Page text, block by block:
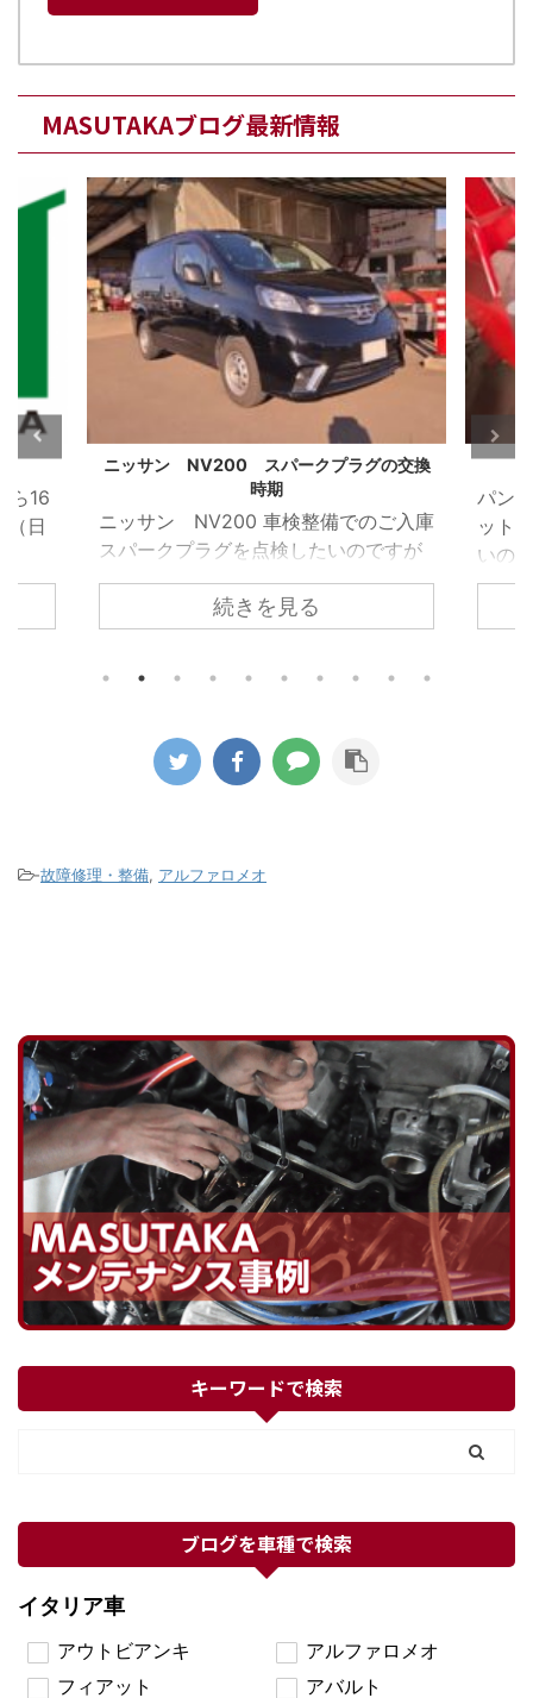
MASUTAKAブログ最新情報
交換
入庫
ール
しか
ませ
応急パンク修理の後は
パンクをしたので車載のパンク修理キ
ットで直したがこのまま乗り続けて良
いのかとのお電話がありました。 車載
のパンク修理キットはあくまでも応急
的に使うものなのでパンク修理箇所の
しています。 修理剤を使用したタイヤ
がどのようになっているか診ていきま
が大量に出てきます。 この液剤がパン
続きを見る
VW
VW
受け
れた
れて
-故障修理・整備, アルファロメオ
キーワードで検索
ブログを車種で検索
イタリア車
アウトビアンキ
アルファロメオ
フィアット
アバルト